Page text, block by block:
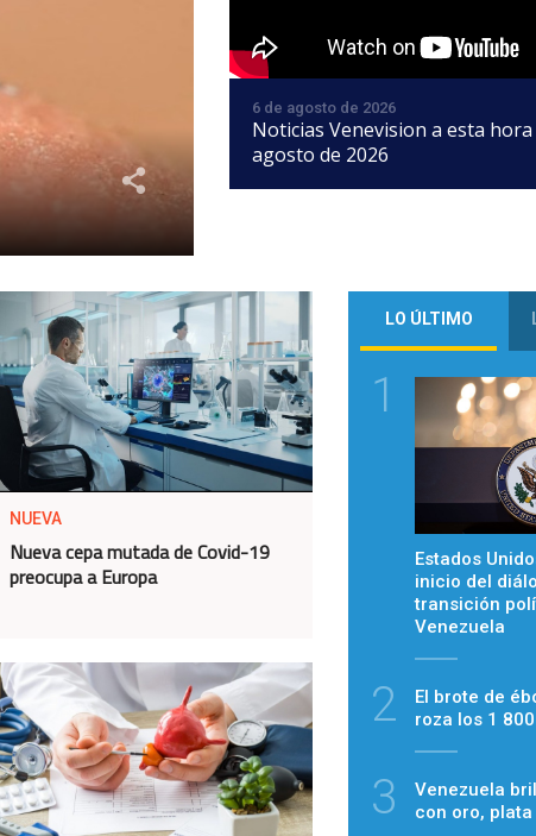
6 de agosto de 2026
Noticias Venevision a esta hora
agosto de 2026
NUEVA
Nueva cepa mutada de Covid-19
preocupa a Europa
LO ÚLTIMO
1
Estados
inicio del
transición
Venezuela
2
El brote de
roza los 1
3
Venezuela
con oro,